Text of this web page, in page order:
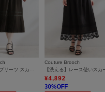
Couture Brooch
【洗える】レース使いスカ
¥4,892
30%OFF